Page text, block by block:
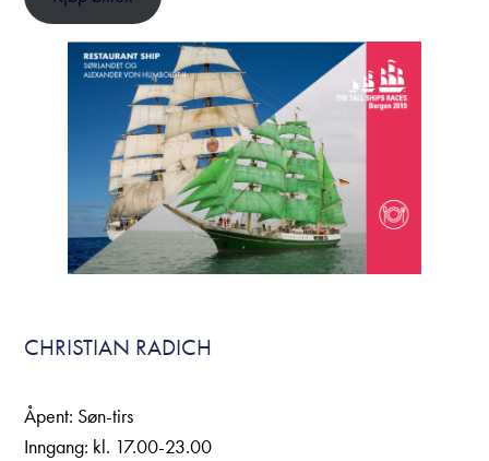
CHRISTIAN RADICH
Åpent: Søn-tirs
Inngang: kl. 17.00-23.00